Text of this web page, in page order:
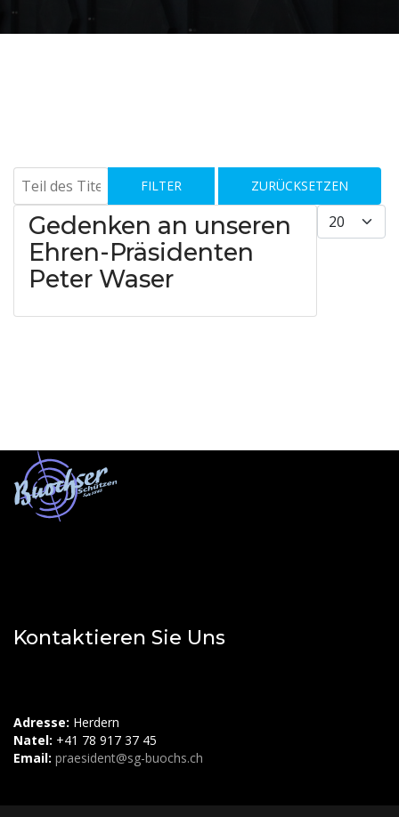
Teil des Titels eingeben
FILTER
ZURÜCKSETZEN
Anzeige #
Gedenken an unseren
Ehren-Präsidenten
Peter Waser
Kontaktieren Sie Uns
Adresse: Herdern
Natel: +41 78 917 37 45
Email: praesident@sg-buochs.ch